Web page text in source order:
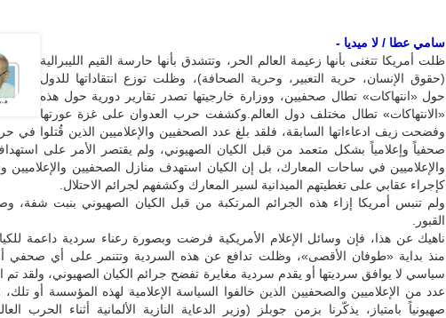
سامي عطا / لا ميديا -
ظلت أمريكا تتغنى بأنها زعيمة العالم الحر، وتتشدق بأنها حارسة القيم الليبرالية
(حقوق الإنسان، حرية التعبير، وحرية الصحافة)، وظلت توزع انتقاداتها للدول
حول «انتهاكات» تطال صحفيين، ووزارة خارجيتها تصدر تقارير دورية حول هذه
«الانتهاكات» تطال مختلف دول العالم.وكشفت حرب العدوان على غزة عورتها
صحفياً وإعلامياً بشكل متعمد من قبل الكيان الصهيوني، ولم يقتصر الأمر على
والإعلاميين في ساحات المعارك، بل إن الكيان استهدف منازل الصحفيين والإعلاميين
كإجراء عقابي على تغطيتهم الميدانية لسير المعارك وكشفهم لجرائم الاحتلال.
ولم تنبس أمريكا إزاء هذه الجرائم المرتكبة من قبل الكيان الصهيوني بنبت
القبور.
ناهيك عن هذا، فإن وسائل الإعلام الأمريكية فرضت وبصورة رعناء سردية داعمة
منذ بداية «طوفان الأقصى»، وظلت تدافع عن هذه السردية وتتنمر على أي صحفي
سياسي لا يوافق سرديتها أو يقدم سردية مغايرة تفضح جرائم الكيان الصهيوني، ولقد تم
عدد من الإعلاميين والصحفيين الذين خالفوا السياسة الإعلامية لهذه المؤسسة أو تلك،
صهيونياً بامتياز، يذكّرنا بزمن جوبلز (وزير الدعاية النازية الألمانية أثناء الحرب